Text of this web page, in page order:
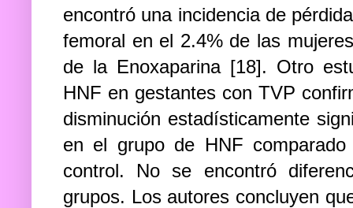
encontró una incidencia de
femoral en el 2.4% de las
de la Enoxaparina [18]. Otro
HNF en gestantes con TVP
disminución estadísticamente
en el grupo de HNF
control. No se encontró
grupos. Los autores concluyen